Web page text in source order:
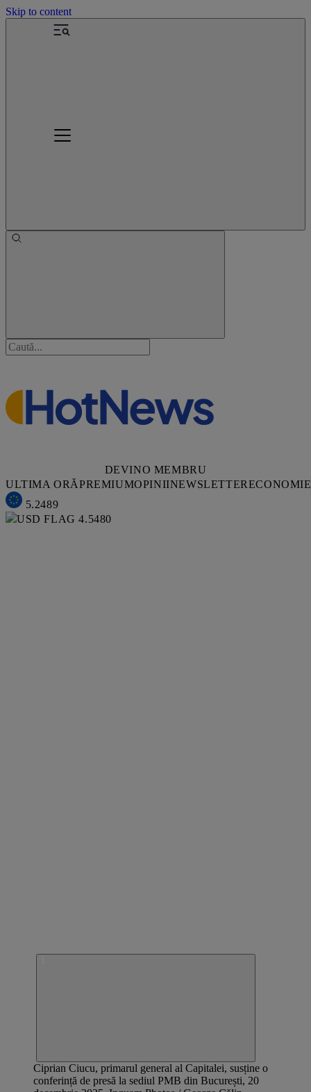
Skip to content
DEVINO MEMBRU
ULTIMA ORĂPREMIUMOPINIINEWSLETTERECONOMIE
5.2489
4.5480
Ciprian Ciucu, primarul general al Capitalei, susține o
conferință de presă la sediul PMB din București, 20